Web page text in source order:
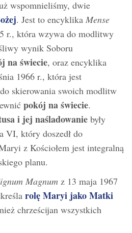
wspomnieliśmy, dwie
. Jest to encyklika Mense
r., która wzywa do modlitwy
wynik Soboru
na świecie, oraz encyklika
1966 r., która jest
skierowania swoich modlitw
pokój na świecie.
i jej naśladowanie były
VI, który doszedł do
z Kościołem jest integralną
planu.
Magnum z 13 maja 1967
rolę Maryi jako Matki
chrześcijan wszystkich